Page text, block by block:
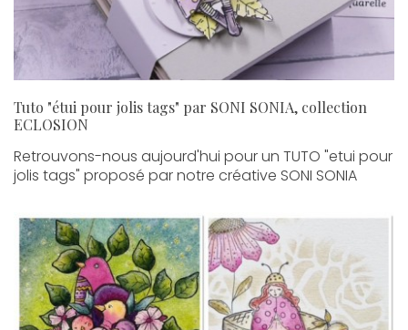
Tuto "étui pour jolis tags" par SONI SONIA, collection
ECLOSION
Retrouvons-nous aujourd'hui pour un TUTO "etui pour
jolis tags" proposé par notre créative SONI SONIA